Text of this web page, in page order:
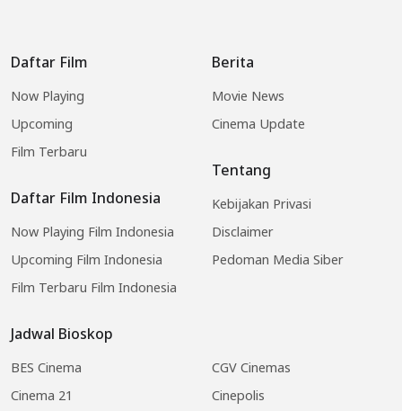
Daftar Film
Now Playing
Upcoming
Film Terbaru
Daftar Film Indonesia
Now Playing Film Indonesia
Upcoming Film Indonesia
Film Terbaru Film Indonesia
Jadwal Bioskop
BES Cinema
CGV Cinemas
Cinema 21
Cinepolis
Berita
Movie News
Cinema Update
Tentang
Kebijakan Privasi
Disclaimer
Pedoman Media Siber